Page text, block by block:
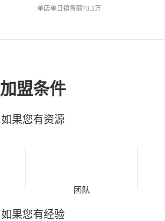
单店单日销售额73.2万
加盟条件
如果您有资源
团队
如果您有经验